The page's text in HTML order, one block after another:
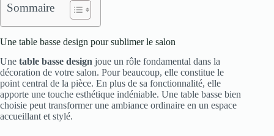
Sommaire
Une table basse design pour sublimer le salon
Une table basse design joue un rôle fondamental dans la
décoration de votre salon. Pour beaucoup, elle constitue le
point central de la pièce. En plus de sa fonctionnalité, elle
apporte une touche esthétique indéniable. Une table basse bien
choisie peut transformer une ambiance ordinaire en un espace
accueillant et stylé.